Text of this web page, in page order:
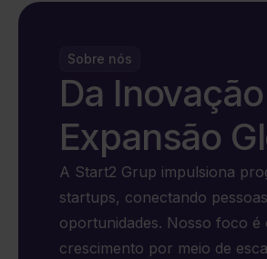
Sobre nós
Da
Expansão
A Start2 Grup impulsiona
startups, conectando
oportunidades. Nosso foco é
crescimento por meio de